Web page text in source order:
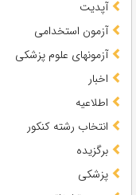
آپدیت
آزمون استخدامی
آزمونهای علوم پزشکی
اخبار
اطلاعیه
انتخاب رشته کنکور
برگزیده
پزشکی